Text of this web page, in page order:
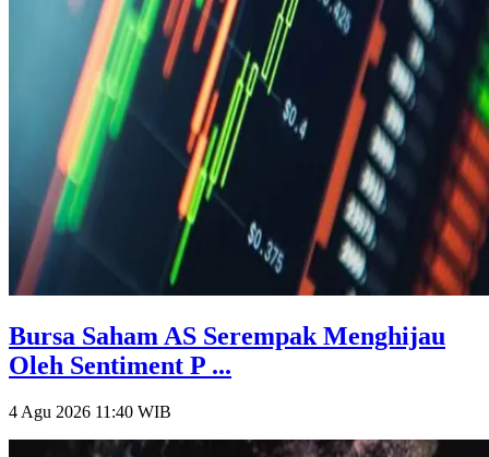
Bursa Saham AS Serempak Menghijau
Oleh Sentiment P ...
4 Agu 2026 11:40 WIB